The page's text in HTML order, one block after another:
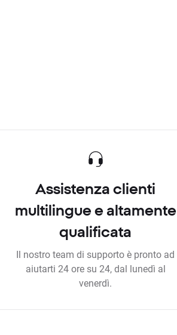
Assistenza clienti
multilingue e altamente
qualificata
Il nostro team di supporto è pronto ad
aiutarti 24 ore su 24, dal lunedì al
venerdì.